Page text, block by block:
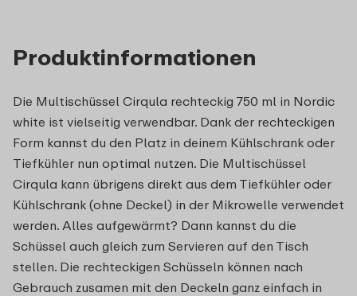
Produktinformationen
Die Multischüssel Cirqula rechteckig 750 ml in Nordic
white ist vielseitig verwendbar. Dank der rechteckigen
Form kannst du den Platz in deinem Kühlschrank oder
Tiefkühler nun optimal nutzen. Die Multischüssel
Cirqula kann übrigens direkt aus dem Tiefkühler oder
Kühlschrank (ohne Deckel) in der Mikrowelle verwendet
werden. Alles aufgewärmt? Dann kannst du die
Schüssel auch gleich zum Servieren auf den Tisch
stellen. Die rechteckigen Schüsseln können nach
Gebrauch zusamen mit den Deckeln ganz einfach in